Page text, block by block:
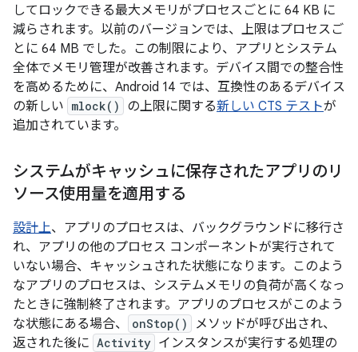
してロックできる最大メモリがプロセスごとに 64 KB に
減らされます。以前のバージョンでは、上限はプロセスご
とに 64 MB でした。この制限により、アプリとシステム
全体でメモリ管理が改善されます。デバイス間での整合性
を高めるために、Android 14 では、互換性のあるデバイス
の新しい mlock() の上限に関する新しい CTS テストが
追加されています。
システムがキャッシュに保存されたアプリのリ
ソース使用量を適用する
設計上、アプリのプロセスは、バックグラウンドに移行さ
れ、アプリの他のプロセス コンポーネントが実行されて
いない場合、キャッシュされた状態になります。このよう
なアプリのプロセスは、システムメモリの負荷が高くなっ
たときに強制終了されます。アプリのプロセスがこのよう
な状態にある場合、
onStop()
メソッドが呼び出され、
返された後に Activity インスタンスが実行する処理の